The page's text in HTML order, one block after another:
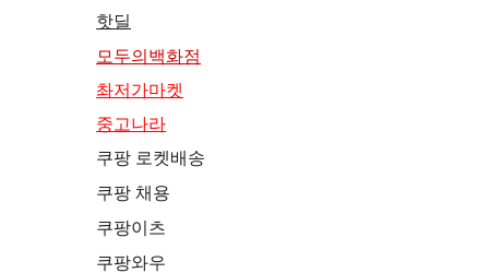
핫딜
모두의백화점
촤저가마켓
중고나라
쿠팡 로켓배송
쿠팡 채용
쿠팡이츠
쿠팡와우